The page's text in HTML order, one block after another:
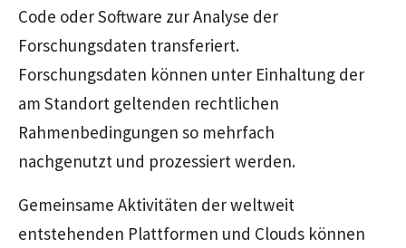
Code oder Software zur Analyse der
Forschungsdaten transferiert.
Forschungsdaten können unter Einhaltung der
am Standort geltenden rechtlichen
Rahmenbedingungen so mehrfach
nachgenutzt und prozessiert werden.
Gemeinsame Aktivitäten der weltweit
entstehenden Plattformen und Clouds können